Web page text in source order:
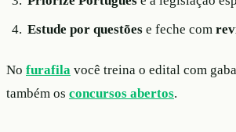
Estude por questões e feche com
No furafila você treina o edital com
também os concursos abertos.